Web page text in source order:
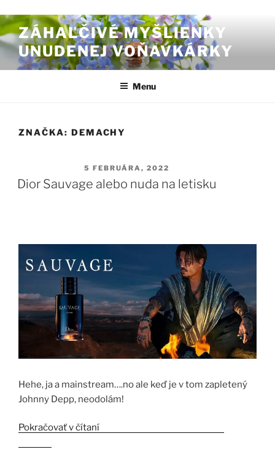
ZÁHAĽČIVÉ MYŠLIENKY
UNUDENEJ VOŇAVKÁRKY
Menu
ZNAČKA: DEMACHY
5 FEBRUÁRA, 2022
Dior Sauvage alebo nuda na letisku
Hehe, ja a mainstream….no ale keď je v tom zapletený
Johnny Depp, neodolám!
Pokračovať v čítaní